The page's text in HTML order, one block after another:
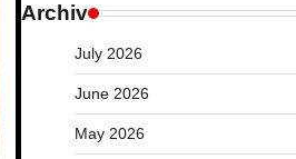
Archiv
July 2026
June 2026
May 2026